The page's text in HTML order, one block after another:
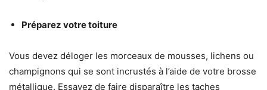
Préparez votre toiture
Vous devez déloger les morceaux de mousses, lichens ou
champignons qui se sont incrustés à l’aide de votre brosse
métallique. Essayez de faire disparaître les taches